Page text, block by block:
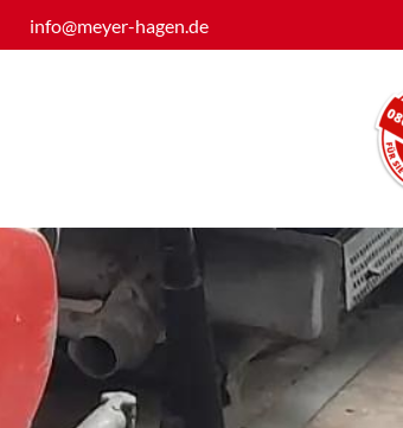
info@meyer-hagen.de